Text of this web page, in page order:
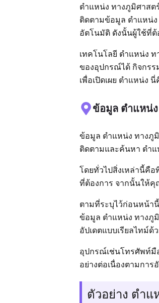
ตำแหน่ง ทางภูมิศาสต
ติดตามข้อมูล ตำแหน่ง
อัตโนมัติ ดังนั้นผู้ใช้ที่
เทคโนโลยี ตำแหน่ง
ของอุปกรณ์ได้ กิจกรร
เพื่อเปิดเผย ตำแหน่ง
ข้อมูล ตำแหน่
ข้อมูล ตำแหน่ง ทาง
ติดตามและค้นหา ตำแ
โดยทั่วไปสิ่งเหล่านี้คื
ที่ต้องการ จากนั้นให้คุ
ตามที่ระบุไว้ก่อนหน้า
ข้อมูล ตำแหน่ง ทางภู
อัปเดตแบบเรียลไทม์
อุปกรณ์เช่นโทรศัพท์มื
อย่างต่อเนื่องตามกา
ตัวอย่าง ตำแ